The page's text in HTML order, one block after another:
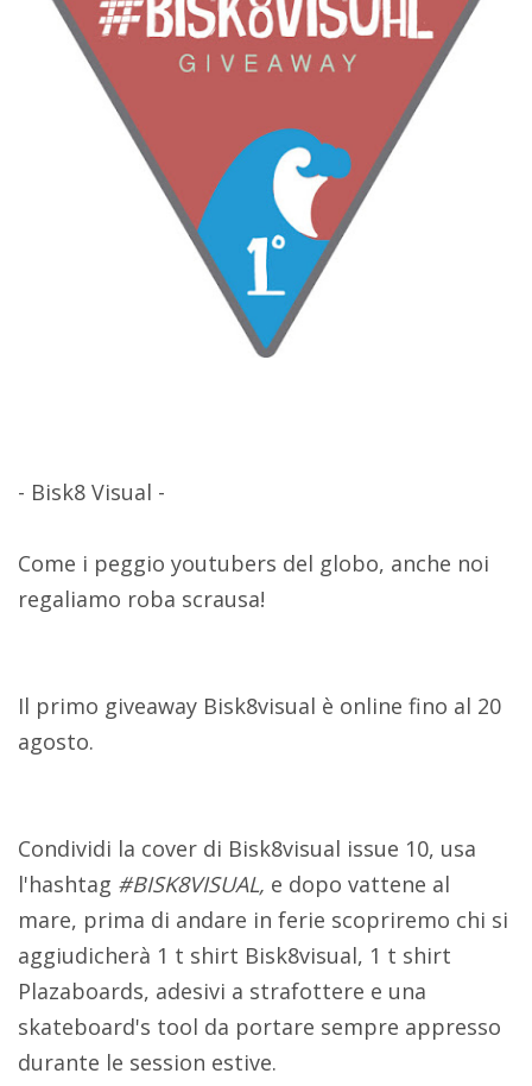
- Bisk8 Visual -
Come i peggio youtubers del globo, anche noi
regaliamo roba scrausa!
Il primo giveaway Bisk8visual è online fino al 20
agosto.
Condividi la cover di Bisk8visual issue 10, usa
l'hashtag #BISK8VISUAL, e dopo vattene al
mare, prima di andare in ferie scopriremo chi si
aggiudicherà 1 t shirt Bisk8visual, 1 t shirt
Plazaboards, adesivi a strafottere e una
skateboard's tool da portare sempre appresso
durante le session estive.